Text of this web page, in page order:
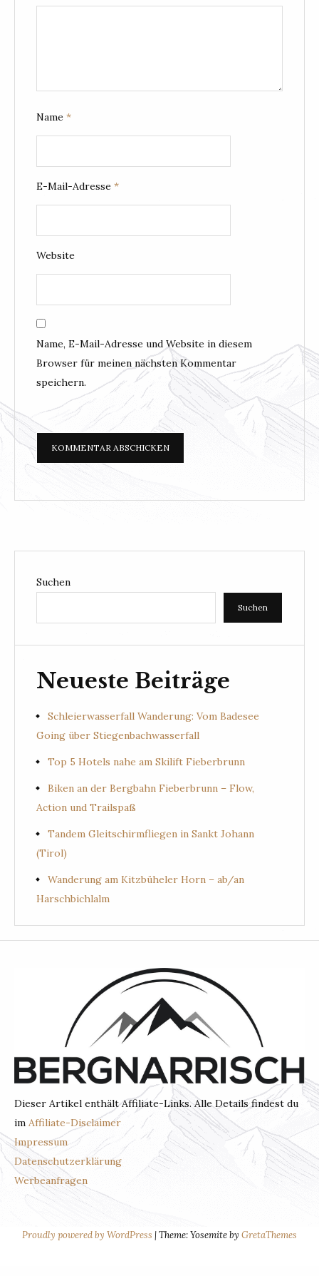
Name *
E-Mail-Adresse *
Website
Name, E-Mail-Adresse und Website in diesem
Browser für meinen nächsten Kommentar
speichern.
Suchen
Suchen
Neueste Beiträge
Schleierwasserfall Wanderung: Vom Badesee
Going über Stiegenbachwasserfall
Top 5 Hotels nahe am Skilift Fieberbrunn
Biken an der Bergbahn Fieberbrunn – Flow,
Action und Trailspaß
Tandem Gleitschirmfliegen in Sankt Johann
(Tirol)
Wanderung am Kitzbüheler Horn – ab/an
Harschbichlalm
Dieser Artikel enthält Affiliate-Links. Alle Details findest du
im Affiliate-Disclaimer
Impressum
Datenschutzerklärung
Werbeanfragen
BERGNARRISC
Proudly powered by WordPress |Theme: Yosemite by GretaThemes